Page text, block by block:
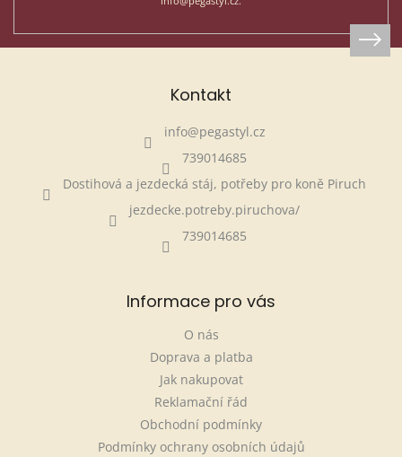
Kontakt
info@pegastyl.cz
739014685
Dostihová a jezdecká stáj, potřeby pro koně Piruch
jezdecke.potreby.piruchova/
739014685
Informace pro vás
O nás
Doprava a platba
Jak nakupovat
Reklamační řád
Obchodní podmínky
Podmínky ochrany osobních údajů